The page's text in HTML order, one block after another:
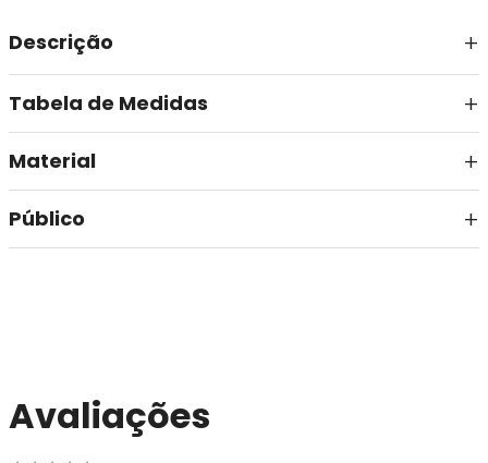
Descrição
Tabela de Medidas
Material
Público
Avaliações